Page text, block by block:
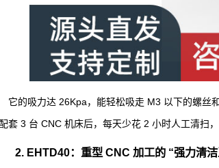
它的吸力达 26Kpa，能轻松吸走 M3 以下的螺丝
套 3 台 CNC 机床后，每天少花 2 小时人工清扫
2. EHTD40：重型 CNC 加工的 “强力清洁